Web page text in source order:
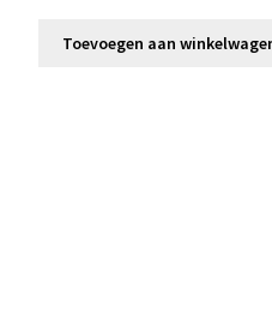
Toevoegen aan